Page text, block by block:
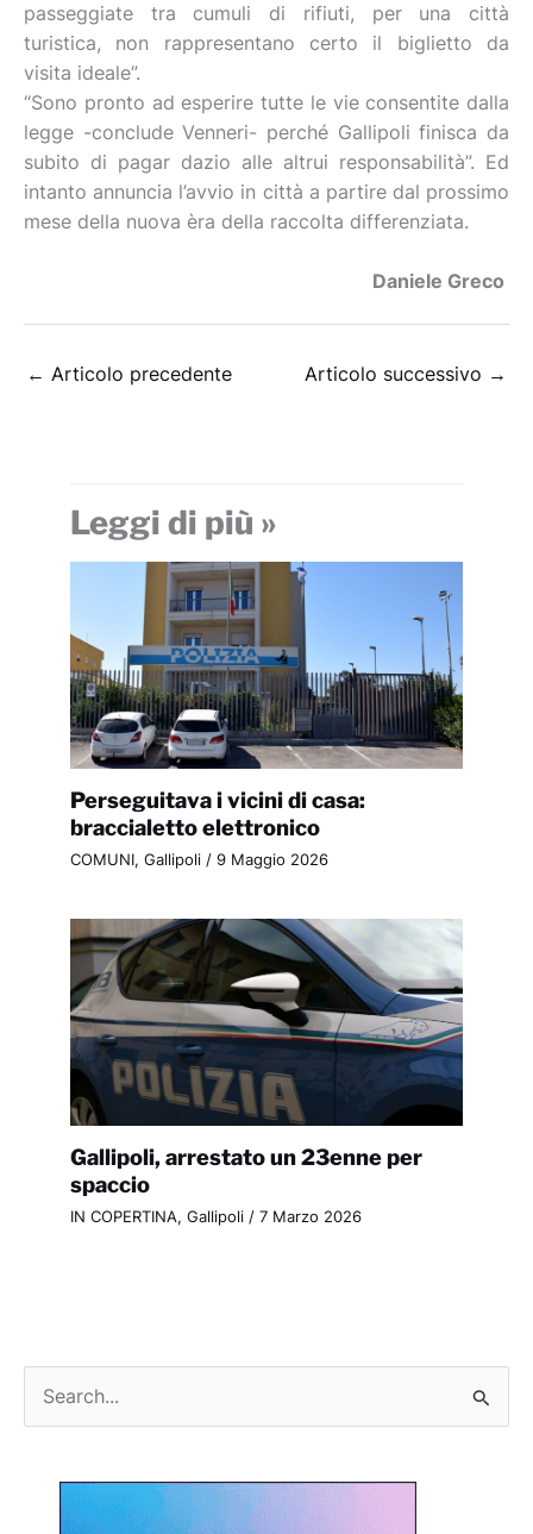
passeggiate tra cumuli di rifiuti, per una città
turistica, non rappresentano certo il biglietto da
visita ideale”.
“Sono pronto ad esperire tutte le vie consentite dalla
legge -conclude Venneri- perché Gallipoli finisca da
subito di pagar dazio alle altrui responsabilità”. Ed
intanto annuncia l’avvio in città a partire dal prossimo
mese della nuova èra della raccolta differenziata.
Daniele Greco
← Articolo precedente Articolo successivo →
Leggi di più »
Perseguitava i vicini di casa:
braccialetto elettronico
COMUNI, Gallipoli/ 9 Maggio 2026
Gallipoli, arrestato un 23enne per
spaccio
IN COPERTINA, Gallipoli/ 7 Marzo 2026